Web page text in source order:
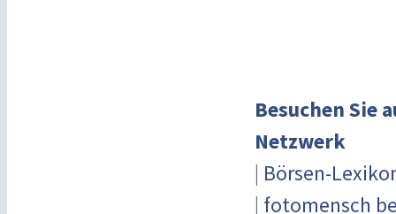
Besuchen Sie
Netzwerk
| Börsen-
| fotomensch